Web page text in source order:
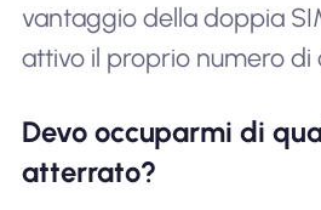
vantaggio della doppia
attivo il proprio numero di
Devo occuparmi di
atterrato?